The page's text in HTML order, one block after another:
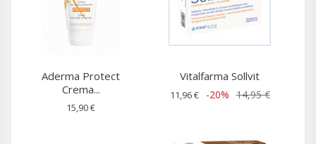
Aderma Protect
Crema...
15,90 €
Vitalfarma Sollvit
11,96 € -20% 14,95 €